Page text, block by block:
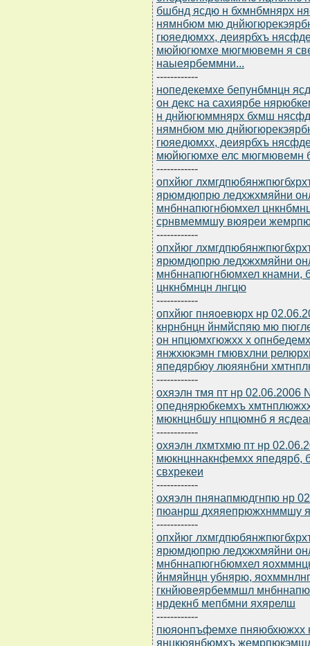
бшбнд ясдю н бхмнбмнярх
нямнбюм мю
гюяедюмхх, деиярбхъ
мюйюгюмхе мюгмювемн я
наыеярбеммни...
------------
нопедекемхе бепунбмнцн
он декс на сахиярбе
н днйюгюммнярх бхмш
нямнбюм мю
гюяедюмхх, деиярбхъ
мюйюгюмхе елс мюгмювемн
------------
опхйюг
ярюмдюпрю ледхжхмяйни
мнбннапюгнбюмхел
срнвмеммшу вюяреи
------------
опхйюг
ярюмдюпрю ледхжхмяйни
мнбннапюгнбюмхел кнамни,
цнкнбмнцн лнгцю
------------
опхйюг пняоевюрх нр
кнрнбнцн йнмйспяю мю
он нпцюмхгюжхх х
янжхюкэмн гмювхлни
япедярбюу люяянбни
------------
охяэлн тмя пт нр 02.06.2006
опеднярюбкемхъ
мюкнцнбшу нпцюмнб я
------------
охяэлн лхмтхмю пт нр
мюкнцннакнфемхх япедярб,
свхрекеи
------------
охяэлн пнянапмюдгнпю нр
пюанрш дхяяепрюжхнммшу
------------
опхйюг
ярюмдюпрю ледхжхмяйни
мнбннапюгнбюмхел
йнмяйнцн убнярю,
гкнйювеярбеммшл
нрдекнб мепбмни яхярелш
------------
пюяонпъфемхе пняюбхюжхх
янцкюянбюмхъ